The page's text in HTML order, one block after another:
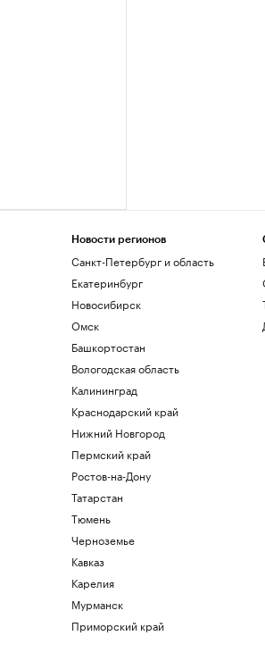
Новости регионов
Санкт-Петербург и область
Екатеринбург
Новосибирск
Омск
Башкортостан
Вологодская область
Калининград
Краснодарский край
Нижний Новгород
Пермский край
Ростов-на-Дону
Татарстан
Тюмень
Черноземье
Кавказ
Карелия
Мурманск
Приморский край